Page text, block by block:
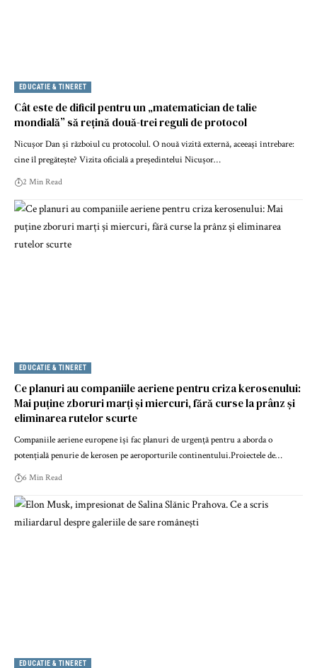
EDUCATIE & TINERET
Cât este de dificil pentru un „matematician de talie
mondială” să rețină două-trei reguli de protocol
Nicușor Dan și războiul cu protocolul. O nouă vizită externă, aceeași întrebare:
cine îl pregătește? Vizita oficială a președintelui Nicușor…
2 Min Read
EDUCATIE & TINERET
Ce planuri au companiile aeriene pentru criza kerosenului:
Mai puține zboruri marți și miercuri, fără curse la prânz și
eliminarea rutelor scurte
Companiile aeriene europene își fac planuri de urgență pentru a aborda o
potențială penurie de kerosen pe aeroporturile continentului.Proiectele de…
6 Min Read
EDUCATIE & TINERET